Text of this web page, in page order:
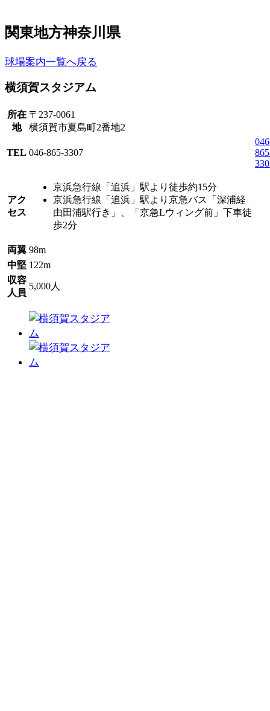
関東地方神奈川県
球場案内一覧へ戻る
横須賀スタジアム
所在
地
〒237-0061
横須賀市夏島町2番地2
TEL 046-865-3307
アク
セス
京浜急行線「追浜」駅より徒歩約15分
京浜急行線「追浜」駅より京急バス「深浦経
由田浦駅行き」、「京急Lウィング前」下車徒
歩2分
両翼 98m
中堅 122m
収容
人員
5,000人